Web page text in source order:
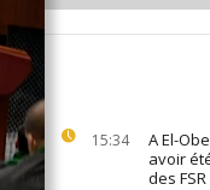
15:34
A El-
avoir
des FSR